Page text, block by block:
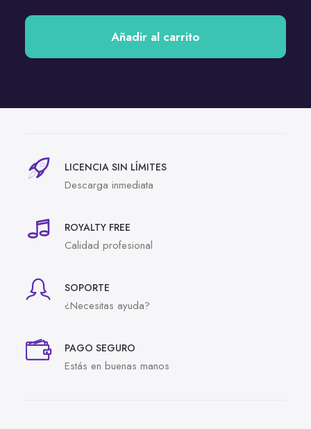
Añadir al carrito
LICENCIA SIN LÍMITES
Descarga inmediata
ROYALTY FREE
Calidad profesional
SOPORTE
¿Necesitas ayuda?
PAGO SEGURO
Estás en buenas manos